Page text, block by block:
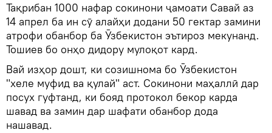
Тақрибан 1000 нафар сокинони ҷамоати Савай аз
14 апрел ба ин сӯ алайҳи додани 50 гектар замини
атрофи обанбор ба Ӯзбекистон эътироз мекунанд.
Тошиев бо онҳо дидору мулоқот кард.
Вай изҳор дошт, ки созишнома бо Ӯзбекистон
"хеле муфид ва қулай" аст. Сокинони маҳаллӣ дар
посух гуфтанд, ки бояд протокол бекор карда
шавад ва замин дар шафати обанбор дода
нашавад.